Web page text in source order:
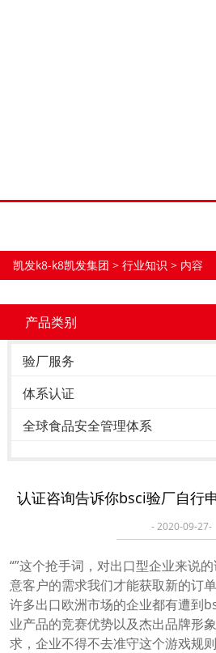
凯发k8-k8凯发集团 > 行业知识 > 内容
产品类别
验厂服务
体系认证
全球食品安全管理体系
认证咨询告诉你bsci验厂自行
- 2020-09-27-
“”这个抢手词，对出口型企业来说
意客户的需求我们才能获取新的订
许多出口欧洲市场的企业都有遭到
业产品的竞赛优势以及杰出品牌形
求，企业不得不去准守这个游戏规